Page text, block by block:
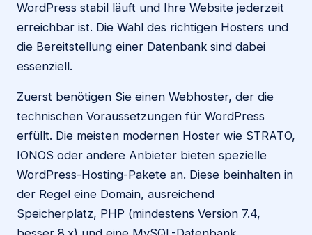
WordPress stabil läuft und Ihre Website jederzeit
erreichbar ist. Die Wahl des richtigen Hosters und
die Bereitstellung einer Datenbank sind dabei
essenziell.
Zuerst benötigen Sie einen Webhoster, der die
technischen Voraussetzungen für WordPress
erfüllt. Die meisten modernen Hoster wie STRATO,
IONOS oder andere Anbieter bieten spezielle
WordPress-Hosting-Pakete an. Diese beinhalten in
der Regel eine Domain, ausreichend
Speicherplatz, PHP (mindestens Version 7.4,